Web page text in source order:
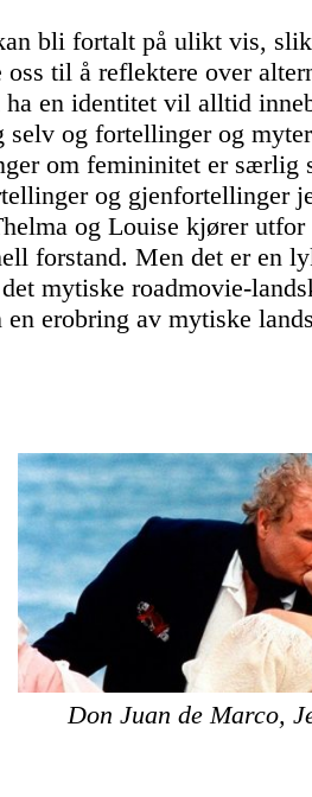
bli fortalt på ulikt vis,
til å reflektere over
ha en identitet vil alltid
selv og fortellinger og
om femininitet er særlig
og gjenfortellinger
og Louise kjører
forstand. Men det er en
mytiske roadmovie-
erobring av mytiske
Don Juan de Marco,